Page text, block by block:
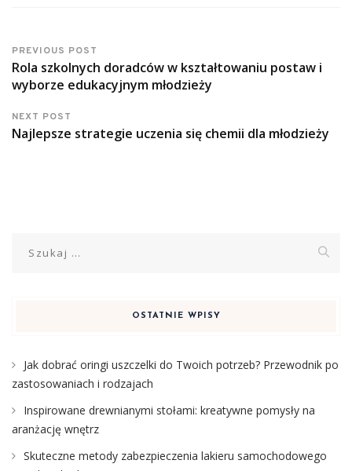
PREVIOUS POST
Rola szkolnych doradców w kształtowaniu postaw i
wyborze edukacyjnym młodzieży
NEXT POST
Najlepsze strategie uczenia się chemii dla młodzieży
OSTATNIE WPISY
Jak dobrać oringi uszczelki do Twoich potrzeb? Przewodnik po
zastosowaniach i rodzajach
Inspirowane drewnianymi stołami: kreatywne pomysły na
aranżację wnętrz
Skuteczne metody zabezpieczenia lakieru samochodowego